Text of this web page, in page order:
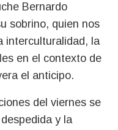
Bernardo
sobrino, quien nos
interculturalidad, la
en el contexto de
el anticipo.
del viernes se
y la